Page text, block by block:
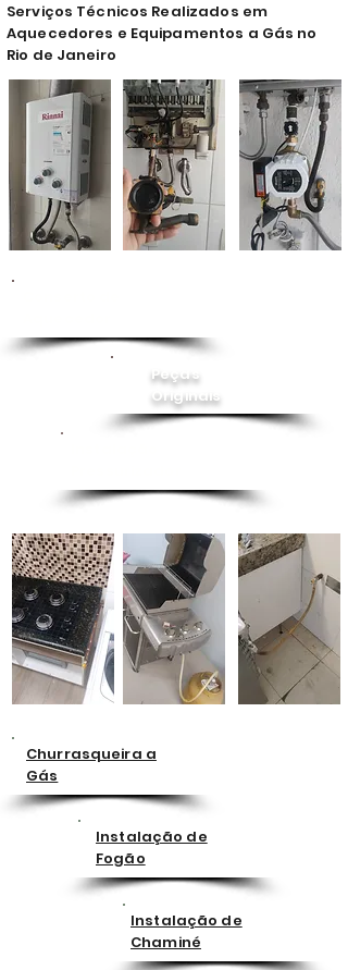
Serviços Técnicos Realizados em
Aquecedores e Equipamentos a Gás no
Rio de Janeiro
Peças
Originais
Churrasqueira a
Gás
Instalação de
Fogão
Instalação de
Chaminé